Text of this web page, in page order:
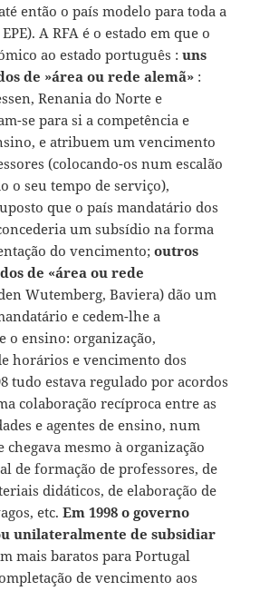
então o país modelo para toda a
A RFA é o estado em que o
ao estado português :uns
de »área ou rede alemã» :
Renania do Norte e
se para si a competência e
e atribuem um vencimento
(colocando-os num escalão
o seu tempo de serviço),
que o país mandatário dos
um subsídio na forma
do vencimento;outros
de «área ou rede
Wutemberg, Baviera) dão um
e cedem-lhe a
o ensino: organização,
horários e vencimento dos
tudo estava regulado por acordos
colaboração recíproca entre as
e agentes de ensino, num
mesmo à organização
de formação de professores, de
didáticos, de elaboração de
etc.Em 1998 o governo
unilateralmente de subsidiar
mais baratos para Portugal
de vencimento aos